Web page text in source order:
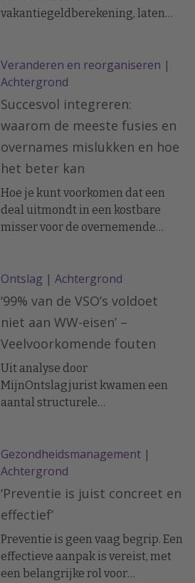
vakantiegeldberekening, laten
kunnen hebben op de dagelijkse
HR-praktijk.
Veranderen en reorganiseren |
Achtergrond
Succesvol integreren:
waarom de meeste fusies en
overnames mislukken en hoe
het beter kan
Hoe je kunt voorkomen dat een
deal uitmondt in een kostbare
misser voor de overnemende
gesteld’
Ontslag | Achtergrond
‘99% van de VSO’s voldoet
niet aan WW-eisen’ –
Veelvoorkomende fouten
Uit analyse door
MijnOntslagjurist kwamen een
aantal structurele
Gezondheidsmanagement |
Achtergrond
‘Preventie is juist concreet en
effectief’
Preventie is geen vaag begrip. Een
effectieve aanpak is vereist, met
een belangrijke rol voor